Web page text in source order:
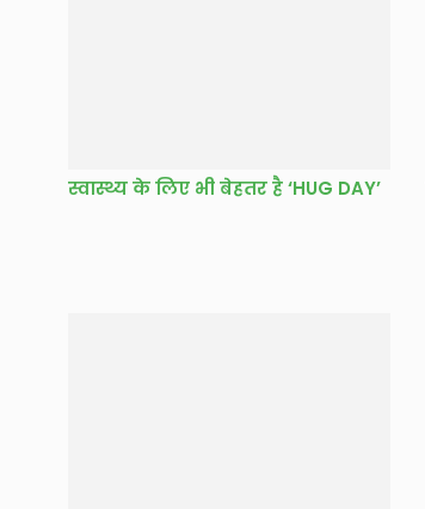
स्वास्थ्य के लिए भी बेहतर है ‘HUG DAY’